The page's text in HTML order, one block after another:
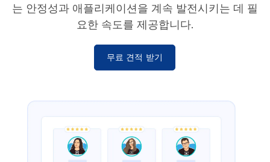
는 안정성과 애플리케이션을 계속 발전시키는 데 필
요한 속도를 제공합니다.
무료 견적 받기